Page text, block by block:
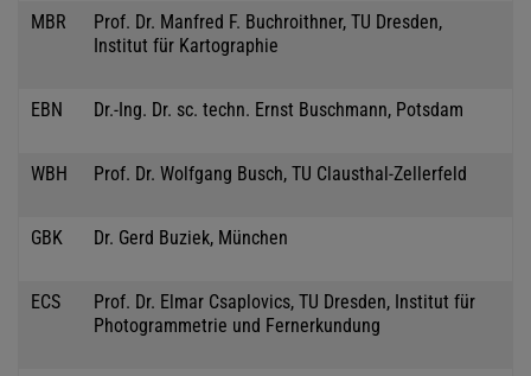
MBR
Prof. Dr. Manfred F. Buchroithner, TU Dresden,
Institut für Kartographie
EBN Dr.-Ing. Dr. sc. techn. Ernst Buschmann, Potsdam
WBH Prof. Dr. Wolfgang Busch, TU Clausthal-Zellerfeld
GBK Dr. Gerd Buziek, München
ECS
Prof. Dr. Elmar Csaplovics, TU Dresden, Institut für
Photogrammetrie und Fernerkundung